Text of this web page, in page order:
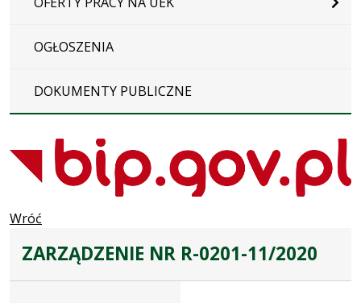
OGŁOSZENIA
DOKUMENTY PUBLICZNE
Wróć
ZARZĄDZENIE NR R-0201-11/2020